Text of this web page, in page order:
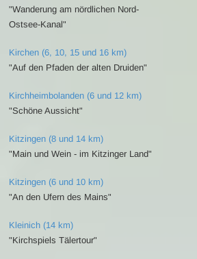
"Wanderung am nördlichen Nord-
Ostsee-Kanal"
Kirchen (6, 10, 15 und 16 km)
"Auf den Pfaden der alten Druiden"
Kirchheimbolanden (6 und 12 km)
"Schöne Aussicht"
Kitzingen (8 und 14 km)
"Main und Wein - im Kitzinger Land"
Kitzingen (6 und 10 km)
"An den Ufern des Mains"
Kleinich (14 km)
"Kirchspiels Tälertour"